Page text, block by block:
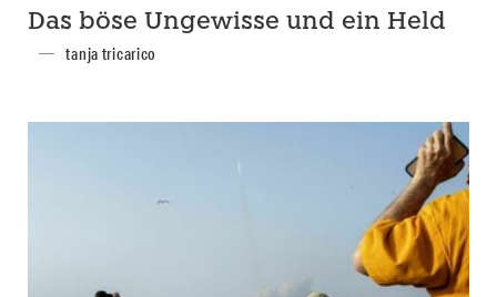
Das böse Ungewisse und ein Held
tanja tricarico